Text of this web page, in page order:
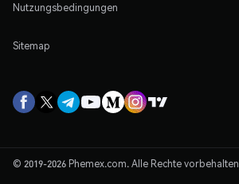
Nutzungsbedingungen
Sitemap
© 2019-2026 Phemex.com. Alle Rechte vorbehalten